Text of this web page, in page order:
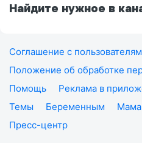
Найдите нужное в
Соглашение с
Положение об обработке
Помощь
Реклама в
Темы
Беременным
Пресс-центр